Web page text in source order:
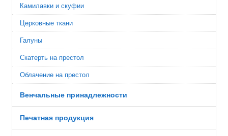
Камилавки и скуфии
Церковные ткани
Галуны
Скатерть на престол
Облачение на престол
Венчальные принадлежности
Печатная продукция